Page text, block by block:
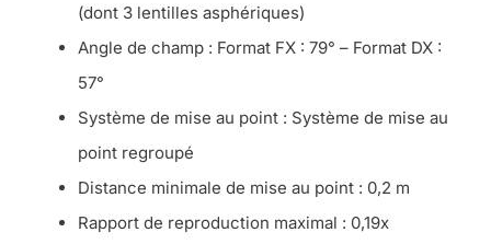
(dont 3 lentilles asphériques)
Angle de champ : Format FX : 79° – Format DX :
57°
Système de mise au point : Système de mise au
point regroupé
Distance minimale de mise au point : 0,2 m
Rapport de reproduction maximal : 0,19x